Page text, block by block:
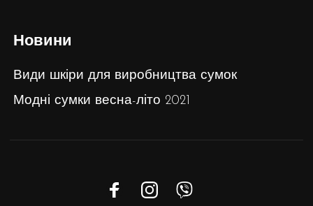
Новини
Види шкіри для виробництва сумок
Модні сумки весна-літо 2021